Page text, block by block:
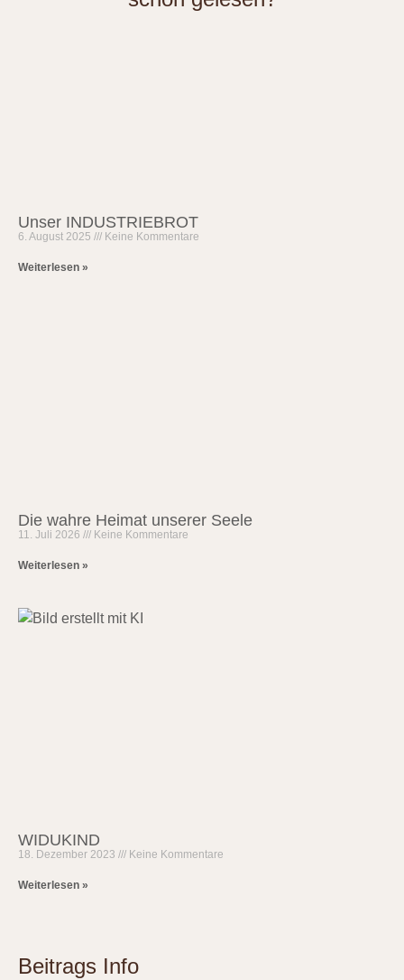
Unser INDUSTRIEBROT
6. August 2025 Keine Kommentare
Weiterlesen »
Die wahre Heimat unserer Seele
11. Juli 2026 Keine Kommentare
Weiterlesen »
WIDUKIND
18. Dezember 2023 Keine Kommentare
Weiterlesen »
Beitrags Info